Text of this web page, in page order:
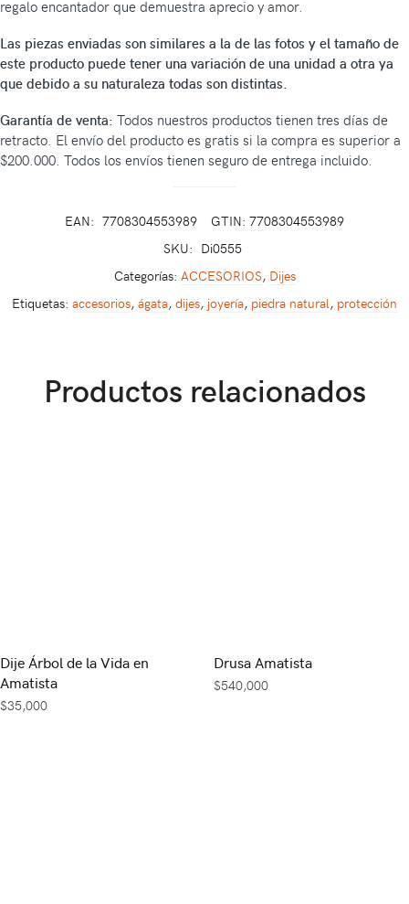
regalo encantador que demuestra aprecio y amor.
Las piezas enviadas son similares a la de las fotos y el tamaño de
este producto puede tener una variación de una unidad a otra ya
que debido a su naturaleza todas son distintas.
Garantía de venta: Todos nuestros productos tienen tres días de
retracto. El envío del producto es gratis si la compra es superior a
$200.000. Todos los envíos tienen seguro de entrega incluido.
EAN: 7708304553989
GTIN: 7708304553989
SKU: Di0555
Categorías: ACCESORIOS, Dijes
Etiquetas: accesorios, ágata, dijes, joyería, piedra natural, protección
Productos relacionados
Dije Árbol de la Vida en
Amatista
$35,000
Drusa Amatista
$540,000